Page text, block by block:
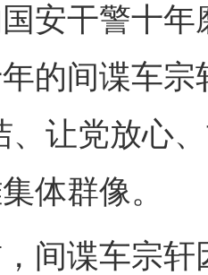
安干警十
的间谍车
、让党放心
体群像。
谍车宗轩